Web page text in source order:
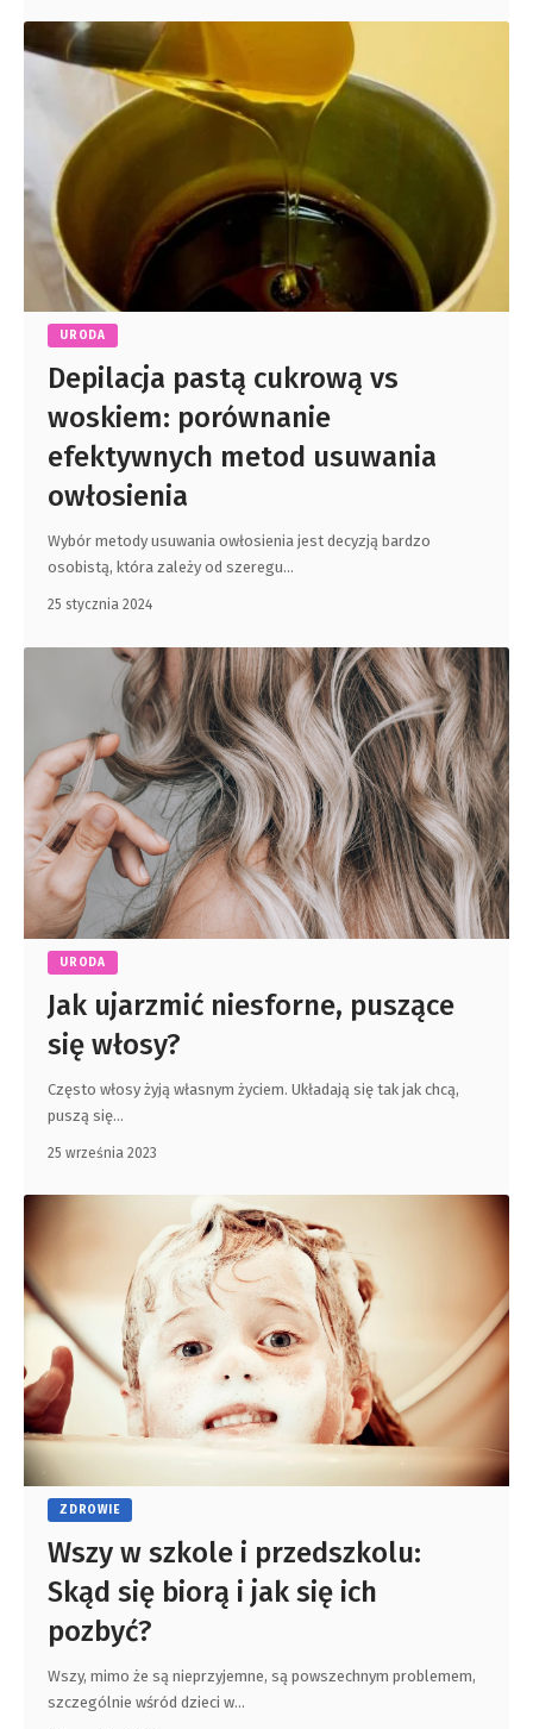
URODA
Depilacja pastą cukrową vs
woskiem: porównanie
efektywnych metod usuwania
owłosienia
Wybór metody usuwania owłosienia jest decyzją bardzo
osobistą, która zależy od szeregu…
25 stycznia 2024
URODA
Jak ujarzmić niesforne, puszące
się włosy?
Często włosy żyją własnym życiem. Układają się tak jak chcą,
puszą się…
25 września 2023
ZDROWIE
Wszy w szkole i przedszkolu:
Skąd się biorą i jak się ich
pozbyć?
Wszy, mimo że są nieprzyjemne, są powszechnym problemem,
szczególnie wśród dzieci w…